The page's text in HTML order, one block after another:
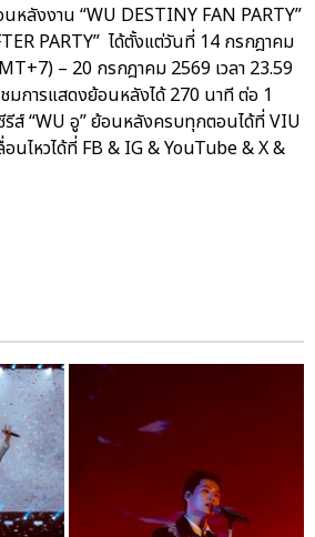
หลังงาน “WU DESTINY FAN PARTY”
PARTY” ได้ตั้งแต่วันที่ 14 กรกฎาคม
– 20 กรกฎาคม 2569 เวลา 23.59
มการแสดงย้อนหลังได้ 270 นาที ต่อ 1
ส์ “WU อู” ย้อนหลังครบทุกตอนได้ที่ VIU
นไหวได้ที่ FB & IG & YouTube & X &